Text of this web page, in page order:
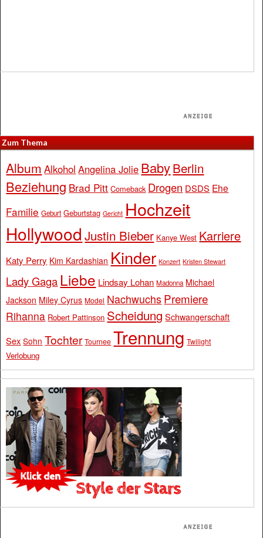
Zum Thema
Album Alkohol Angelina Jolie BabyBerlin
Beziehung Brad Pitt Comeback Drogen DSDS Ehe
Familie Geburt Geburtstag Gericht Hochzeit
Hollywood Justin Bieber Kanye West Karriere
Katy Perry Kim Kardashian Kinder Konzert Kristen Stewart
Lady Gaga Liebe Lindsay Lohan Madonna Michael
Jackson Miley Cyrus Model Nachwuchs Premiere
Rihanna Robert Pattinson Scheidung Schwangerschaft
Sex Sohn Tochter Tournee Trennung Twilight
Verlobung